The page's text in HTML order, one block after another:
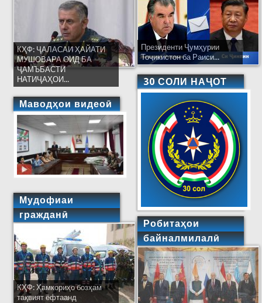
КҲФ: ҶАЛАСАИ ҲАЙАТИ
МУШОВАРА ОИД БА
ҶАМЪБАСТИ
НАТИҶАҲОИ...
Маводҳои видеоӣ
Мудофиаи
гражданӣ
КҲФ: Ҳамкориҳо бозҳам
тақвият ёфтаанд
Президенти Ҷумҳурии
Тоҷикистон ба Раиси...
30 СОЛИ НАҶОТ
Робитаҳои
байналмилалӣ